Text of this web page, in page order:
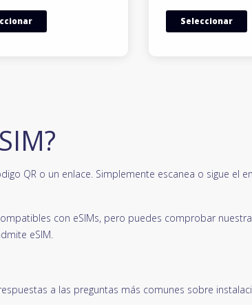
Seleccionar
QR o un enlace. Simplemente escanea o sigue
con eSIMs, pero puedes comprobar nuestra
eSIM.
a las preguntas más comunes sobre